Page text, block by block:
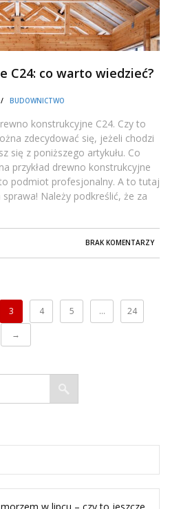
C24: co warto wiedzieć?
/ BUDOWNICTWO
konstrukcyjne C24. Czy to
zdecydować się, jeżeli chodzi
się z poniższego artykułu. Co
przykład drewno konstrukcyjne
podmiot profesjonalny. A to tutaj
Należy podkreślić, że za
BRAK KOMENTARZY
3 4 5 …
24
→